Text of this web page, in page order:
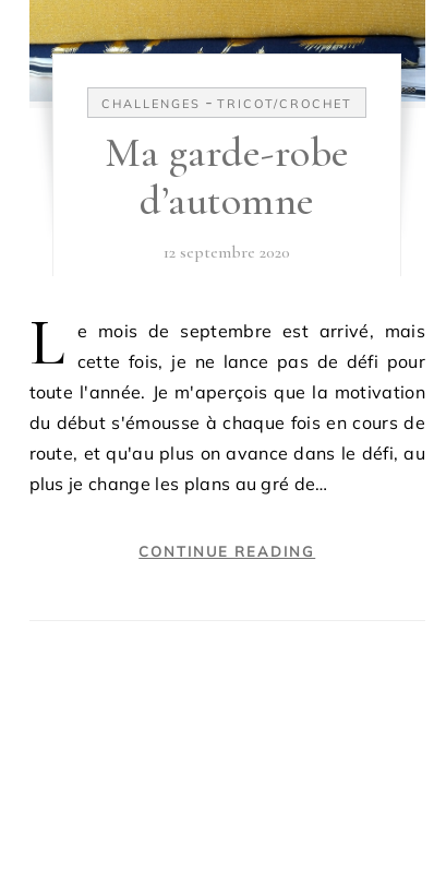
CHALLENGES -TRICOT/CROCHET
Ma garde-robe
d’automne
12 septembre 2020
L
e mois de septembre est arrivé, mais
cette fois, je ne lance pas de défi pour
toute l'année. Je m'aperçois que la motivation
du début s'émousse à chaque fois en cours de
route, et qu'au plus on avance dans le défi, au
plus je change les plans au gré de…
CONTINUE READING